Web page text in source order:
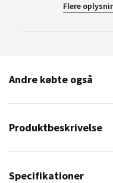
Flere
Andre købte også
Produktbeskrivelse
Specifikationer